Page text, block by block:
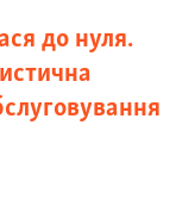
до нуля.